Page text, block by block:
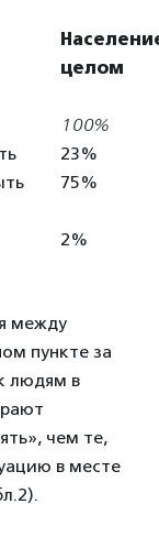
целом
100%
23%
75%
2%
между
пункте за
людям в
чем те,
в месте